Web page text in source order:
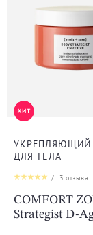
УКРЕПЛЯЮЩИЙ
ДЛЯ ТЕЛА
/ 3 отзыва
COMFORT
Strategist D-